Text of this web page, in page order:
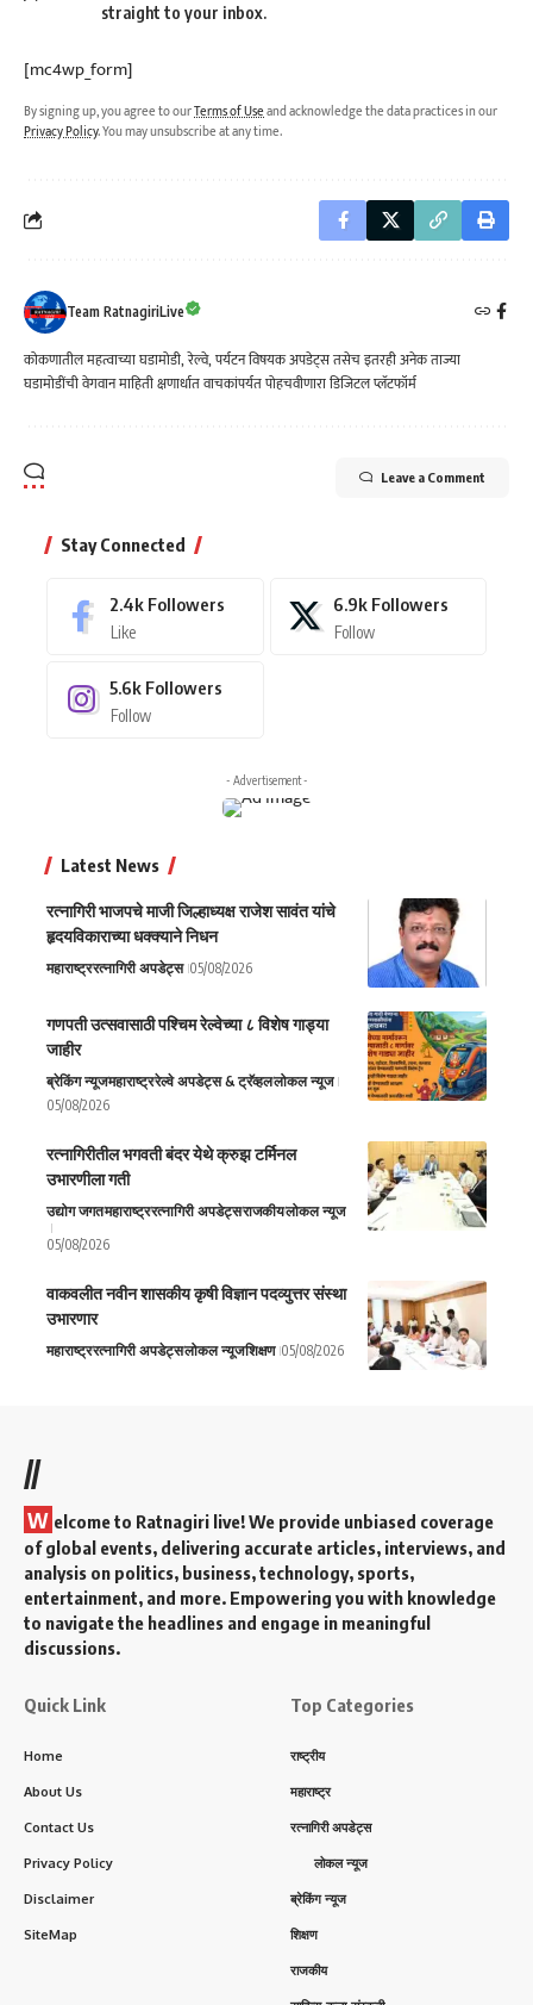
straight to your inbox.
[mc4wp_form]
By signing up, you agree to ourTerms of Useand acknowledge the data practices in our
Privacy Policy. You may unsubscribe at any time.
Team RatnagiriLive
कोकणातील महत्वाच्या घडामोडी, रेल्वे, पर्यटन विषयक अपडेट्स तसेच इतरही अनेक ताज्या
घडामोडींची वेगवान माहिती क्षणार्धात वाचकांपर्यत पोहचवीणारा डिजिटल प्लॅटफॉर्म
Leave a Comment
Stay Connected
2.4k Followers
Like
6.9k Followers
Follow
5.6k Followers
Follow
- Advertisement -
Latest News
रत्नागिरी भाजपचे माजी जिल्हाध्यक्ष राजेश सावंत यांचे
हृदयविकाराच्या धक्क्याने निधन
महाराष्ट्ररत्नागिरी अपडेट्स 05/08/2026
गणपती उत्सवासाठी पश्चिम रेल्वेच्या ८ विशेष गाड्या
जाहीर
ब्रेकिंग न्यूजमहाराष्ट्ररेल्वे अपडेट्स & ट्रॅव्हललोकल न्यूज
05/08/2026
रत्नागिरीतील भगवती बंदर येथे क्रुझ टर्मिनल
उभारणीला गती
उद्योग जगतमहाराष्ट्ररत्नागिरी अपडेट्सराजकीयलोकल न्यूज
05/08/2026
वाकवलीत नवीन शासकीय कृषी विज्ञान पदव्युत्तर संस्था
उभारणार
महाराष्ट्ररत्नागिरी अपडेट्सलोकल न्यूजशिक्षण 05/08/2026
//
W elcome to Ratnagiri live! We provide unbiased coverage
of global events, delivering accurate articles, interviews, and
analysis on politics, business, technology, sports,
entertainment, and more. Empowering you with knowledge
to navigate the headlines and engage in meaningful
discussions.
Quick Link
Home
About Us
Contact Us
Privacy Policy
Disclaimer
SiteMap
Top Categories
राष्ट्रीय
महाराष्ट्र
रत्नागिरी अपडेट्स
लोकल न्यूज
ब्रेकिंग न्यूज
शिक्षण
राजकीय